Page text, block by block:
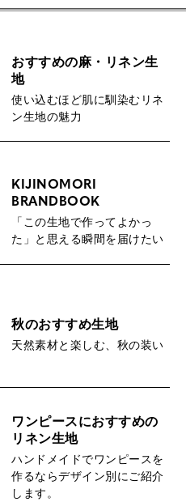
おすすめの麻・リネン生
地
使い込むほど肌に馴染むリネ
ン生地の魅力
KIJINOMORI
BRANDBOOK
「この生地で作ってよかっ
た」と思える瞬間を届けたい
秋のおすすめ生地
天然素材と楽しむ、秋の装い
ワンピースにおすすめの
リネン生地
ハンドメイドでワンピースを
作るならデザイン別にご紹介
します。